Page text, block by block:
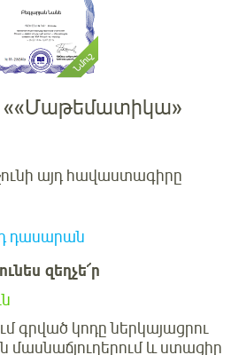
Բեգլարյան Նանե
այդ հավաստագիրը
դասարան
զեղչե՜ր
գրված կոդը ներկայացրու
և ստացիր